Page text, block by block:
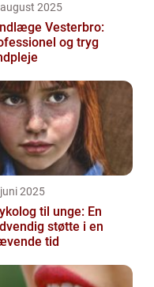
2025
Vesterbro:
og tryg
2025
til unge: En
støtte i en
tid